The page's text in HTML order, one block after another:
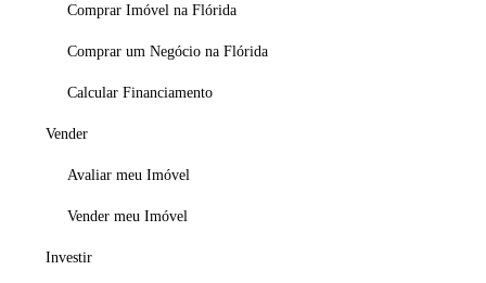
Comprar Imóvel na Flórida
Comprar um Negócio na Flórida
Calcular Financiamento
Vender
Avaliar meu Imóvel
Vender meu Imóvel
Investir